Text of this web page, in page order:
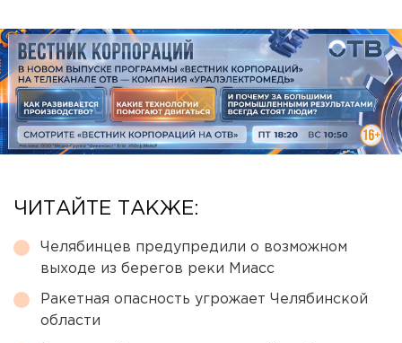
ЧИТАЙТЕ ТАКЖЕ:
Челябинцев предупредили о возможном
выходе из берегов реки Миасс
Ракетная опасность угрожает Челябинской
области